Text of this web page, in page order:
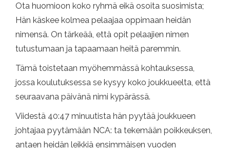
Ota huomioon koko ryhmä eikä osoita suosimista;
Hän käskee kolmea pelaajaa oppimaan heidän
nimensä. On tärkeää, että opit pelaajien nimen
tutustumaan ja tapaamaan heitä paremmin.
Tämä toistetaan myöhemmässä kohtauksessa,
jossa koulutuksessa se kysyy koko joukkueelta, että
seuraavana päivänä nimi kypärässä.
Viidestä 40:47 minuutista hän pyytää joukkueen
johtajaa pyytämään NCA: ta tekemään poikkeuksen,
antaen heidän leikkiä ensimmäisen vuoden